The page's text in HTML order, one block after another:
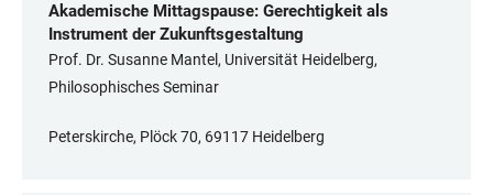
Akademische Mittagspause: Gerechtigkeit als
Instrument der Zukunftsgestaltung
Prof. Dr. Susanne Mantel, Universität Heidelberg,
Philosophisches Seminar
Peterskirche, Plöck 70, 69117 Heidelberg